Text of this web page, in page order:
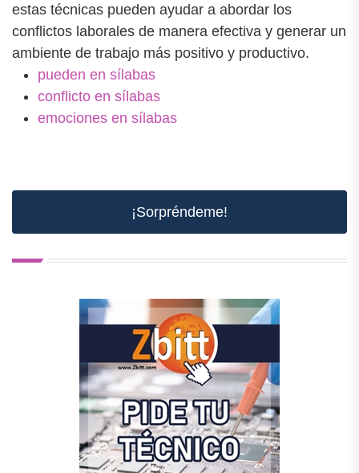
estas técnicas pueden ayudar a abordar los
conflictos laborales de manera efectiva y generar un
ambiente de trabajo más positivo y productivo.
pueden en sílabas
conflicto en sílabas
emociones en sílabas
¡Sorpréndeme!